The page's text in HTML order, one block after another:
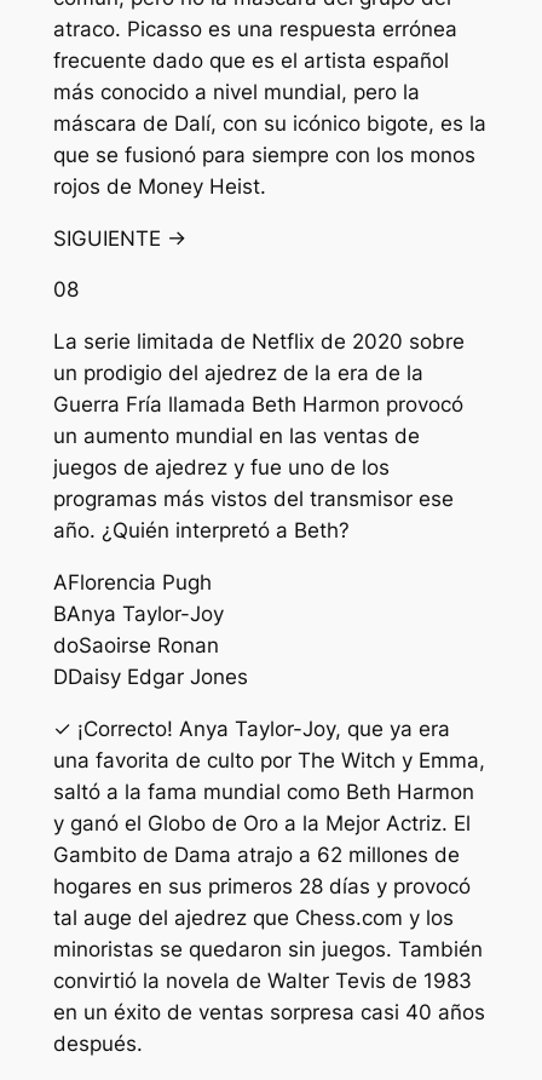
atraco. Picasso es una respuesta errónea
frecuente dado que es el artista español
más conocido a nivel mundial, pero la
máscara de Dalí, con su icónico bigote, es la
que se fusionó para siempre con los monos
rojos de Money Heist.
SIGUIENTE →
08
La serie limitada de Netflix de 2020 sobre
un prodigio del ajedrez de la era de la
Guerra Fría llamada Beth Harmon provocó
un aumento mundial en las ventas de
juegos de ajedrez y fue uno de los
programas más vistos del transmisor ese
año. ¿Quién interpretó a Beth?
AFlorencia Pugh
BAnya Taylor-Joy
doSaoirse Ronan
DDaisy Edgar Jones
✓ ¡Correcto! Anya Taylor-Joy, que ya era
una favorita de culto por The Witch y Emma,
​​saltó a la fama mundial como Beth Harmon
y ganó el Globo de Oro a la Mejor Actriz. El
Gambito de Dama atrajo a 62 millones de
hogares en sus primeros 28 días y provocó
tal auge del ajedrez que Chess.com y los
minoristas se quedaron sin juegos. También
convirtió la novela de Walter Tevis de 1983
en un éxito de ventas sorpresa casi 40 años
después.